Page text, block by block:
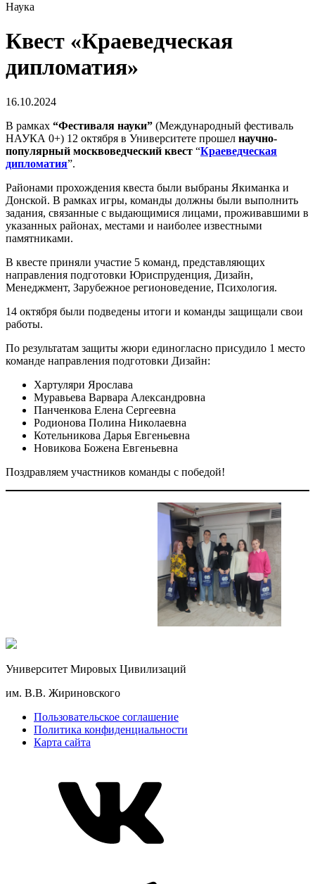
Наука
Квест «Краеведческая
дипломатия»
16.10.2024
В рамках “Фестиваля науки” (Международный фестиваль
НАУКА 0+) 12 октября в Университете прошел научно-
популярный москвоведческий квест “Краеведческая
дипломатия”.
Районами прохождения квеста были выбраны Якиманка и
Донской. В рамках игры, команды должны были выполнить
задания, связанные с выдающимися лицами, проживавшими в
указанных районах, местами и наиболее известными
памятниками.
В квесте приняли участие 5 команд, представляющих
направления подготовки Юриспруденция, Дизайн,
Менеджмент, Зарубежное регионоведение, Психология.
14 октября были подведены итоги и команды защищали свои
работы.
По результатам защиты жюри единогласно присудило 1 место
команде направления подготовки Дизайн:
Хартуляри Ярослава
Муравьева Варвара Александровна
Панченкова Елена Сергеевна
Родионова Полина Николаевна
Котельникова Дарья Евгеньевна
Новикова Божена Евгеньевна
Поздравляем участников команды с победой!
Университет Мировых Цивилизаций
им. В.В. Жириновского
Пользовательское соглашение
Политика конфиденциальности
Карта сайта